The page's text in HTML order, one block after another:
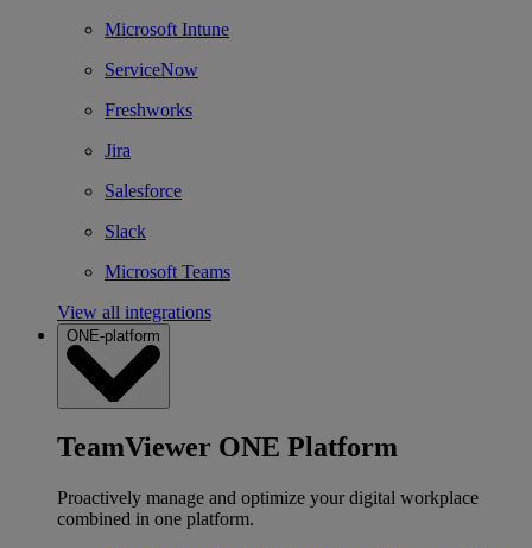
Microsoft Intune
ServiceNow
Freshworks
Jira
Salesforce
Slack
Microsoft Teams
View all integrations
ONE-platform
TeamViewer ONE Platform
Proactively manage and optimize your digital workplace
combined in one platform.